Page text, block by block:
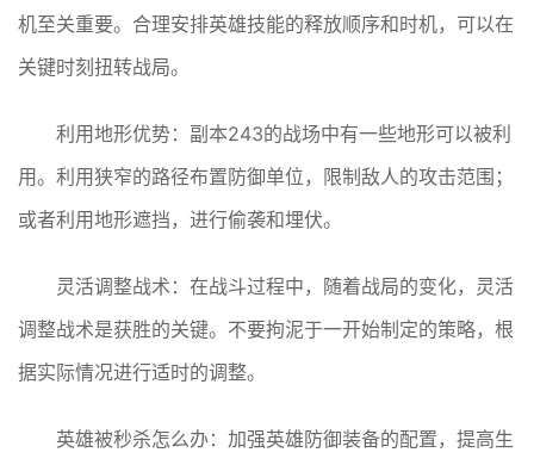
机至关重要。合理安排英雄技能的释放顺序和时机，可以在
关键时刻扭转战局。
利用地形优势：副本243的战场中有一些地形可以被利
用。利用狭窄的路径布置防御单位，限制敌人的攻击范围；
或者利用地形遮挡，进行偷袭和埋伏。
灵活调整战术：在战斗过程中，随着战局的变化，灵活
调整战术是获胜的关键。不要拘泥于一开始制定的策略，根
据实际情况进行适时的调整。
英雄被秒杀怎么办：加强英雄防御装备的配置，提高生